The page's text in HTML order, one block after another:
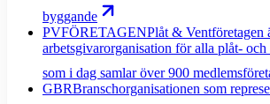
byggande
PVFÖRETAGENPlåt & Ventföretagen
arbetsgivarorganisation för alla plåt-
som i dag samlar över 900
GBRBranschorganisationen som